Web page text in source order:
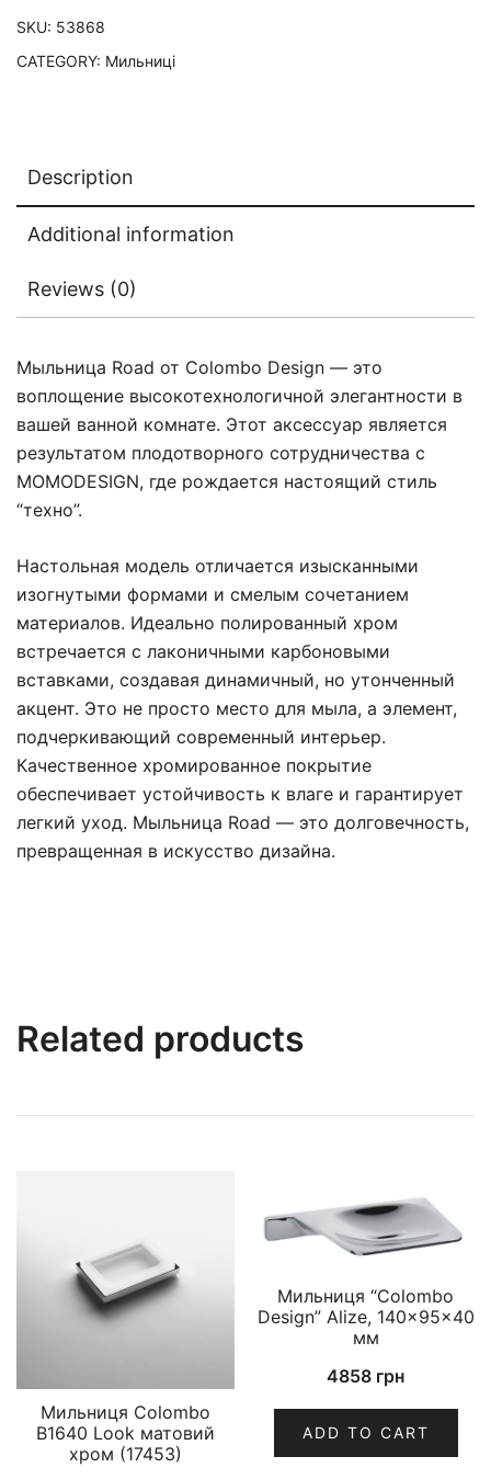
SKU: 53868
CATEGORY: Мильниці
Description
Additional information
Reviews (0)
Мыльница Road от Colombo Design — это
воплощение высокотехнологичной элегантности в
вашей ванной комнате. Этот аксессуар является
результатом плодотворного сотрудничества с
MOMODESIGN, где рождается настоящий стиль
“техно”.
Настольная модель отличается изысканными
изогнутыми формами и смелым сочетанием
материалов. Идеально полированный хром
встречается с лаконичными карбоновыми
вставками, создавая динамичный, но утонченный
акцент. Это не просто место для мыла, а элемент,
подчеркивающий современный интерьер.
Качественное хромированное покрытие
обеспечивает устойчивость к влаге и гарантирует
легкий уход. Мыльница Road — это долговечность,
превращенная в искусство дизайна.
Related products
Мильниця Colombo
B1640 Look матовий
хром (17453)
Мильниця “Colombo
Design” Alize, 140×95×40
мм
4858 грн
ADD TO CART